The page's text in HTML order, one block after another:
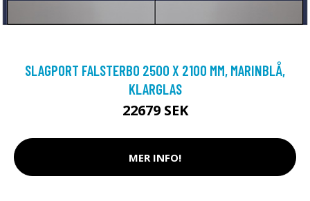
SLAGPORT FALSTERBO 2500 X 2100 MM, MARINBLÅ,
KLARGLAS
22679 SEK
MER INFO!